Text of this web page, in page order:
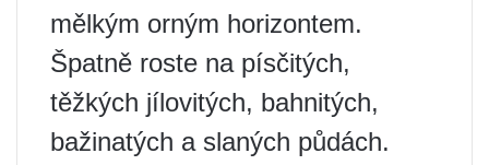
mělkým orným horizontem.
Špatně roste na písčitých,
těžkých jílovitých, bahnitých,
bažinatých a slaných půdách.